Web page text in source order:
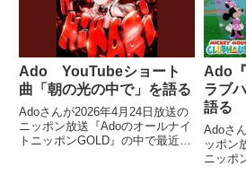
Ado YouTubeショート
曲「朝の光の中で」を語る
Adoさんが2026年4月24日放送の
ニッポン放送『Adoのオールナイ
トニッポンGOLD』の中で最近の
Ado
ラブ
語る
Adoさ
ッポン
ニッポ